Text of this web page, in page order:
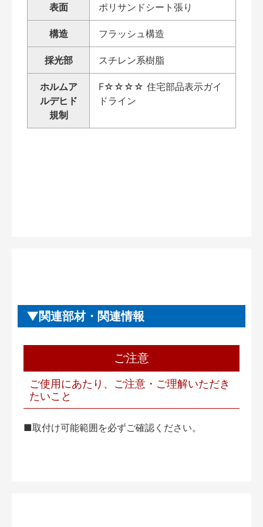
表面 ポリサンドシート張り
構造 フラッシュ構造
採光部 スチレン系樹脂
ホルムア
ルデヒド
規制
F☆☆☆☆ 住宅部品表示ガイ
ドライン
関連部材・関連情報
ご注意
ご使用にあたり、ご注意・ご理解いただき
たいこと
■取付け可能範囲を必ずご確認ください。